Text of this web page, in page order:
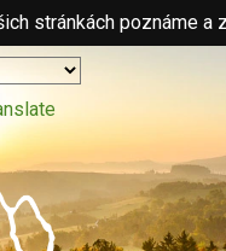
stránkách poznáme